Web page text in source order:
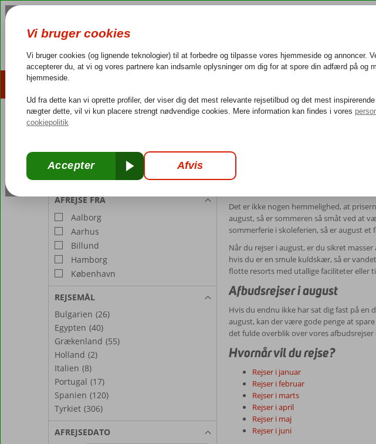
4,3/5 på Trustpilot Dansk guideservice 40.000 danske gæster i 2025 25
Værelse 1: 2 Personer
Rediger antal rejsende
AFREJSE FRA
Aalborg
Aarhus
Billund
Hamborg
København
REJSEMÅL
Bulgarien (26)
Egypten (40)
Grækenland (55)
Holland (2)
Italien (8)
Portugal (17)
Spanien (120)
Tyrkiet (306)
AFREJSEDATO
Rejser i august
Forlæng sommeren
Det er ikke nogen hemmelighed, at
august, så er sommeren så småt ved at
sommerferie i skoleferien, så er august
Når du rejser i august, er du sikret
hvis du er en smule kuldskær, så er
flotte resorts med utallige faciliteter eller
Afbudsrejser i august
Hvis du endnu ikke har sat dig fast på en
august, kan der være gode penge at
det fulde overblik over vores afbudsrejser
Hvornår vil du rejse?
Rejser i januar
Rejser i februar
Rejser i marts
Rejser i april
Rejser i maj
Rejser i juni